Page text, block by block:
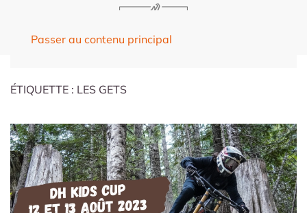
Passer au contenu principal
ÉTIQUETTE : LES GETS